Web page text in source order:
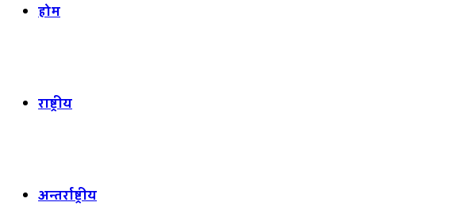
होम
राष्ट्रीय
अन्तर्राष्ट्रीय